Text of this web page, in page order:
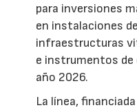
para inversiones
en instalaciones
infraestructuras
e instrumentos de
año 2026.
La línea,